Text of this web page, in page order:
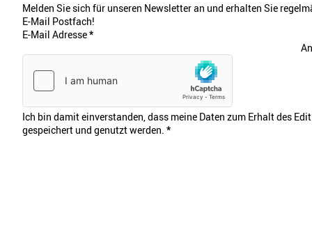
Melden Sie sich für unseren Newsletter an und erhalten Sie
E-Mail Postfach!
E-Mail Adresse*
Ich bin damit einverstanden, dass meine Daten zum Erhalt des
gespeichert und genutzt werden. *